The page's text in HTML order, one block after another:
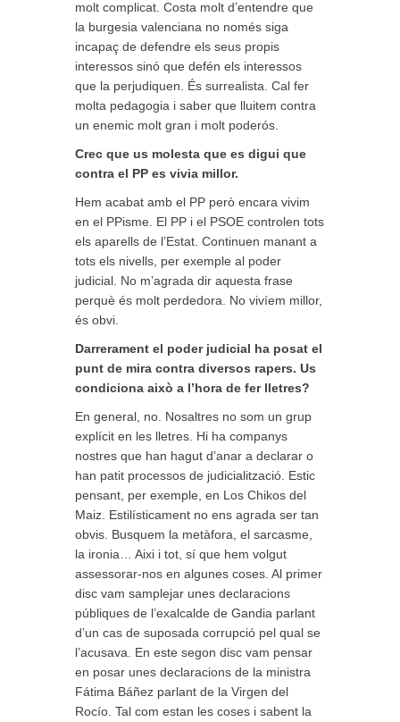
molt complicat. Costa molt d’entendre que
la burgesia valenciana no només siga
incapaç de defendre els seus propis
interessos sinó que defén els interessos
que la perjudiquen. És surrealista. Cal fer
molta pedagogia i saber que lluitem contra
un enemic molt gran i molt poderós.
Crec que us molesta que es digui que
contra el PP es vivia millor.
Hem acabat amb el PP però encara vivim
en el PPisme. El PP i el PSOE controlen tots
els aparells de l’Estat. Continuen manant a
tots els nivells, per exemple al poder
judicial. No m’agrada dir aquesta frase
perquè és molt perdedora. No vivíem millor,
és obvi.
Darrerament el poder judicial ha posat el
punt de mira contra diversos rapers. Us
condiciona això a l’hora de fer lletres?
En general, no. Nosaltres no som un grup
explícit en les lletres. Hi ha companys
nostres que han hagut d’anar a declarar o
han patit processos de judicialització. Estic
pensant, per exemple, en Los Chikos del
Maiz. Estilísticament no ens agrada ser tan
obvis. Busquem la metàfora, el sarcasme,
la ironia… Aixi i tot, sí que hem volgut
assessorar-nos en algunes coses. Al primer
disc vam samplejar unes declaracions
públiques de l’exalcalde de Gandia parlant
d’un cas de suposada corrupció pel qual se
l’acusava. En este segon disc vam pensar
en posar unes declaracions de la ministra
Fátima Báñez parlant de la Virgen del
Rocío. Tal com estan les coses i sabent la